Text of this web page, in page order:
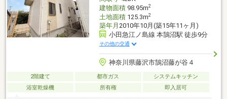
ちよく感じさせてくれる豊かな設計が見所です。
建物面積98.95m2
土地面積125.3m2
築年月 2010年10月(築15年11ヶ月)
小田急江ノ島線 本鵠沼駅 徒歩9分
その他の交通
神奈川県藤沢市鵠沼藤が谷４
2階建て 都市ガス
システムキッチン
浴室乾燥機
所有権 即入居可